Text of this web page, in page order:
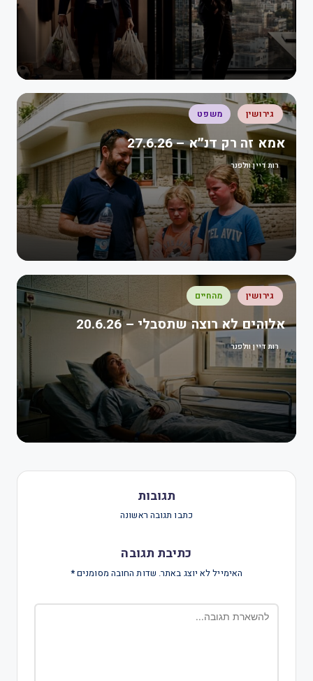
גירושין משפט
אמא זה רק דנ״א – 27.6.26
רות דיין וולפנר
גירושין מהחיים
אלוהים לא רוצה שתסבלי – 20.6.26
רות דיין וולפנר
תגובות
כתבו תגובה ראשונה
כתיבת תגובה
האימייל לא יוצג באתר. שדות החובה מסומנים*